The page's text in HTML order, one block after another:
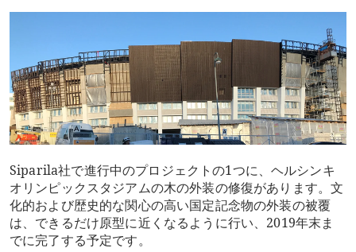
Siparila社で進行中のプロジェクトの1つに、ヘルシンキ
オリンピックスタジアムの木の外装の修復があります。文
化的および歴史的な関心の高い国定記念物の外装の被覆
は、できるだけ原型に近くなるように行い、2019年末ま
でに完了する予定です。